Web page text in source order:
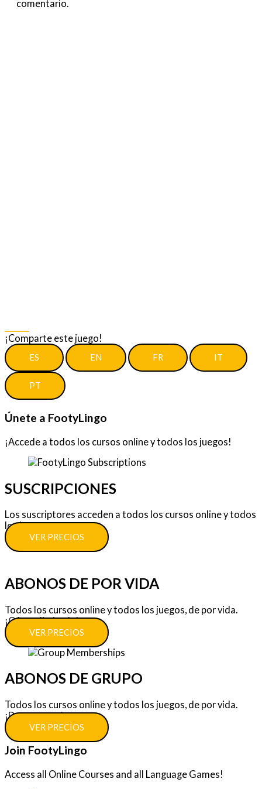
comentario.
¡Comparte este juego!
ES EN FR IT
PT
Únete a FootyLingo
¡Accede a todos los cursos online y todos los juegos!
SUSCRIPCIONES
Los suscriptores acceden a todos los cursos online y todos
los juegos.
VER PRECIOS
ABONOS DE POR VIDA
Todos los cursos online y todos los juegos, de por vida.
¡Oferta limitada!
VER PRECIOS
ABONOS DE GRUPO
Todos los cursos online y todos los juegos, de por vida.
¡Descuentos!
VER PRECIOS
Join FootyLingo
Access all Online Courses and all Language Games!